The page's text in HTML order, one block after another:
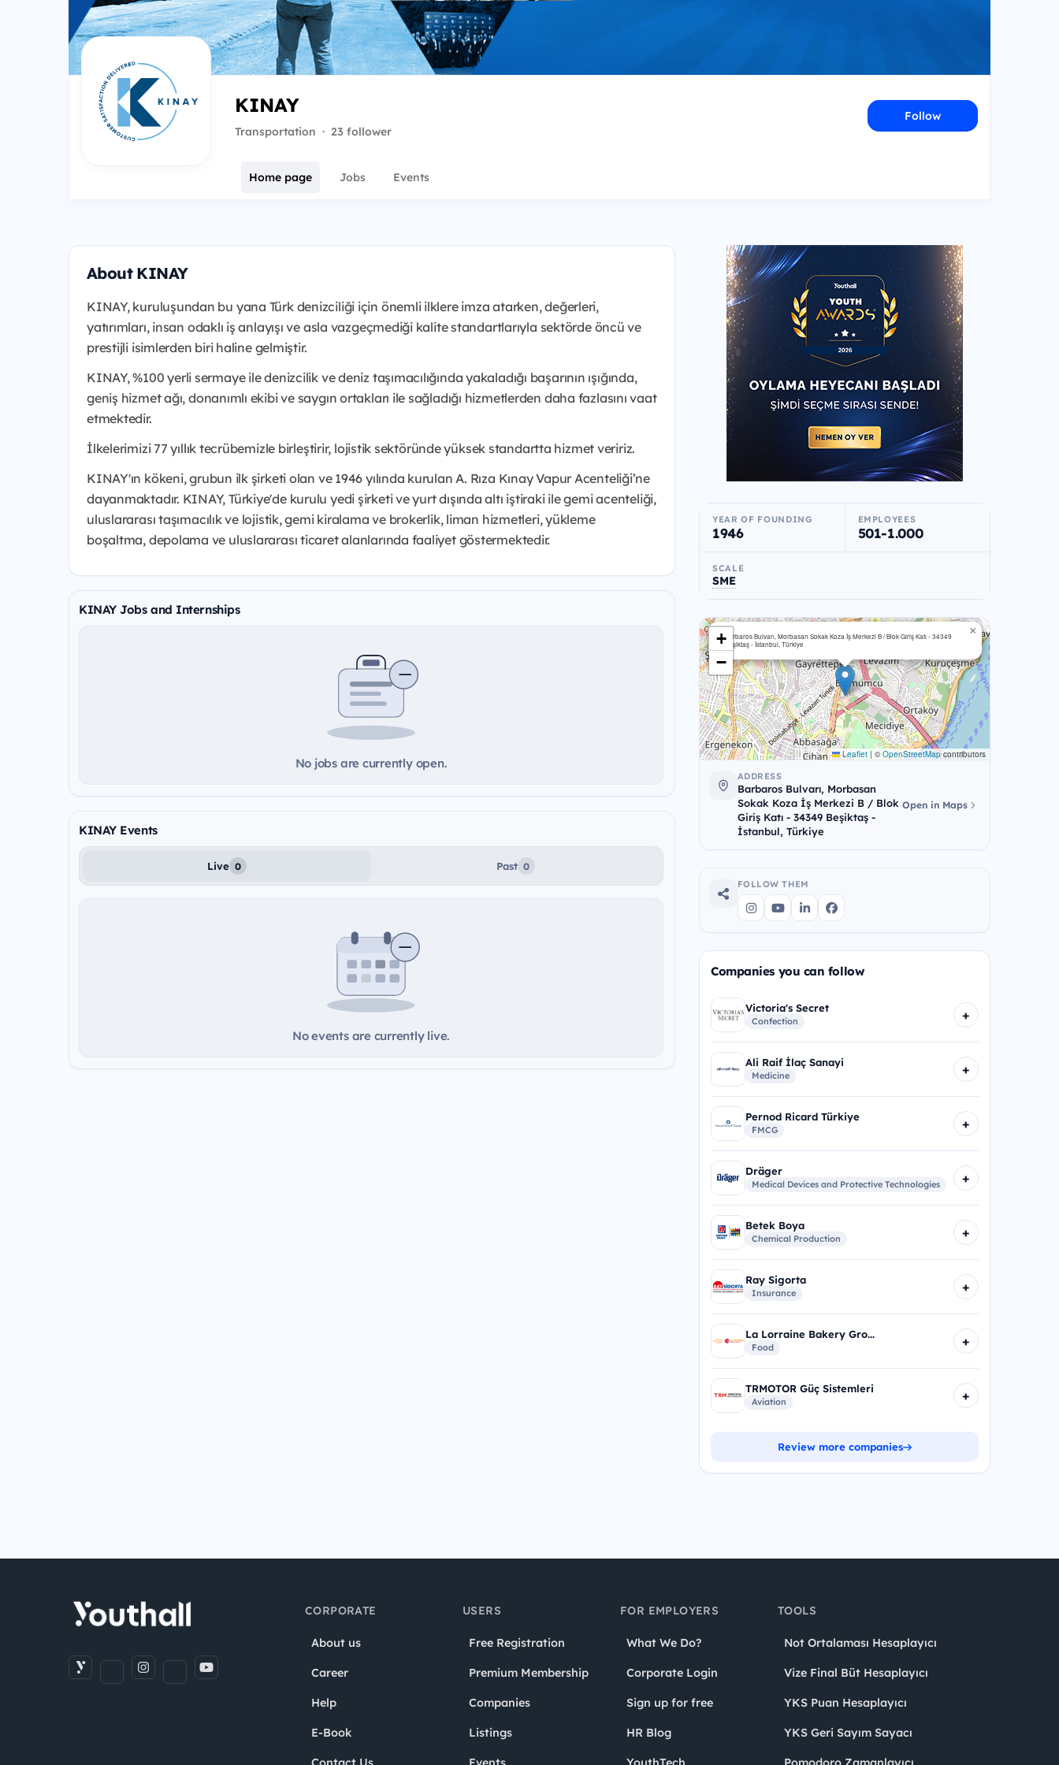
KINAY
Transportation · 23 follower
Follow
Home page Jobs Events
About KINAY
KINAY, kuruluşundan bu yana Türk denizciliği için önemli ilklere imza atarken, değerleri,
yatırımları, insan odaklı iş anlayışı ve asla vazgeçmediği kalite standartlarıyla sektörde öncü ve
prestijli isimlerden biri haline gelmiştir.
KINAY, %100 yerli sermaye ile denizcilik ve deniz taşımacılığında yakaladığı başarının ışığında,
geniş hizmet ağı, donanımlı ekibi ve saygın ortakları ile sağladığı hizmetlerden daha fazlasını vaat
etmektedir.
İlkelerimizi 77 yıllık tecrübemizle birleştirir, lojistik sektöründe yüksek standartta hizmet veririz.
KINAY'ın kökeni, grubun ilk şirketi olan ve 1946 yılında kurulan A. Rıza Kınay Vapur Acenteliği’ne
dayanmaktadır. KINAY, Türkiye'de kurulu yedi şirketi ve yurt dışında altı iştiraki ile gemi acenteliği,
uluslararası taşımacılık ve lojistik, gemi kiralama ve brokerlik, liman hizmetleri, yükleme
boşaltma, depolama ve uluslararası ticaret alanlarında faaliyet göstermektedir.
KINAY Jobs and Internships
No jobs are currently open.
KINAY Events
Live 0 Past 0
No events are currently live.
YEAR OF FOUNDING
1946
EMPLOYEES
501-1.000
SCALE
SME
Barbaros Bulvarı, Morbasan Sokak Koza İş Merkezi B / Blok Giriş Katı - 34349
Beşiktaş - İstanbul, Türkiye
×
+
−
Leaflet | ©OpenStreetMapcontributors
ADDRESS
Barbaros Bulvarı, Morbasan
Sokak Koza İş Merkezi B / Blok
Giriş Katı - 34349 Beşiktaş -
İstanbul, Türkiye
Open in Maps
FOLLOW THEM
Companies you can follow
Victoria's Secret
Confection +
Ali Raif İlaç Sanayi
Medicine +
Pernod Ricard Türkiye
FMCG +
Dräger
Medical Devices and Protective Technologies +
Betek Boya
Chemical Production +
Ray Sigorta
Insurance +
La Lorraine Bakery Gro...
Food +
TRMOTOR Güç Sistemleri
Aviation +
Review more companies
CORPORATE
About us
Career
Help
E-Book
USERS
Free Registration
Premium Membership
Companies
Listings
FOR EMPLOYERS
What We Do?
Corporate Login
Sign up for free
HR Blog
TOOLS
Not Ortalaması Hesaplayıcı
Vize Final Büt Hesaplayıcı
YKS Puan Hesaplayıcı
YKS Geri Sayım Sayacı